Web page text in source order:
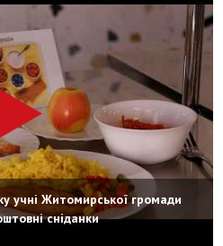
учні Житомирської громади
сніданки